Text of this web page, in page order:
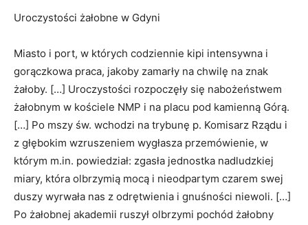
Uroczystości żałobne w Gdyni
Miasto i port, w których codziennie kipi intensywna i
gorączkowa praca, jakoby zamarły na chwilę na znak
żałoby. […] Uroczystości rozpoczęły się nabożeństwem
żałobnym w kościele NMP i na placu pod kamienną Górą.
[…] Po mszy św. wchodzi na trybunę p. Komisarz Rządu i
z głębokim wzruszeniem wygłasza przemówienie, w
którym m.in. powiedział: zgasła jednostka nadludzkiej
miary, która olbrzymią mocą i nieodpartym czarem swej
duszy wyrwała nas z odrętwienia i gnuśności niewoli. […]
Po żałobnej akademii ruszył olbrzymi pochód żałobny